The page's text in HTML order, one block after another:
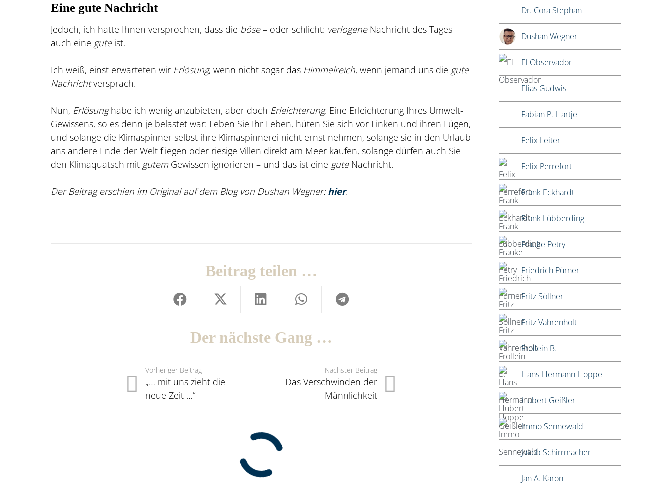
Eine gute Nachricht
Jedoch, ich hatte Ihnen versprochen, dass die böse– oder schlicht: verlogeneNachricht des Tages
auch eine guteist.
Ich weiß, einst erwarteten wir Erlösung, wenn nicht sogar das Himmelreich, wenn jemand uns die gute
Nachrichtversprach.
Nun, Erlösunghabe ich wenig anzubieten, aber doch Erleichterung. Eine Erleichterung Ihres Umwelt-
Gewissens, so es denn je belastet war: Leben Sie Ihr Leben, hüten Sie sich vor Linken und ihren Lügen,
und solange die Klimaspinner selbst ihre Klimaspinnerei nicht ernst nehmen, solange sie in den Urlaub
ans andere Ende der Welt fliegen oder riesige Villen direkt am Meer kaufen, solange dürfen auch Sie
den Klimaquatsch mit gutemGewissen ignorieren – und das ist eine guteNachricht.
Der Beitrag erschien im Original auf dem Blog von Dushan Wegner: hier.
Beitrag teilen …
Der nächste Gang …
Vorheriger Beitrag
„… mit uns zieht die
neue Zeit …“
Nächster Beitrag
Das Verschwinden der
Männlichkeit
Dr. Cora Stephan
Dushan Wegner
El Observador
Elias Gudwis
Fabian P. Hartje
Felix Leiter
Felix Perrefort
Frank Eckhardt
Frank Lübberding
Frauke Petry
Friedrich Pürner
Fritz Söllner
Fritz Vahrenholt
Frollein B.
Hans-Hermann Hoppe
Hubert Geißler
Immo Sennewald
Jakob Schirrmacher
Jan A. Karon